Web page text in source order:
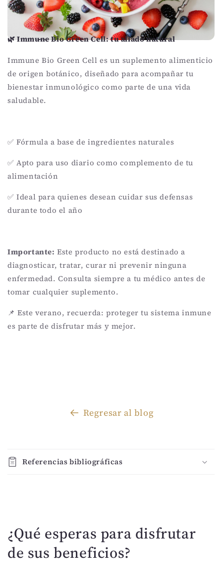
🌿 Immune Bio Green Cell: tu aliado natural
Immune Bio Green Cell es un suplemento alimenticio
de origen botánico, diseñado para acompañar tu
bienestar inmunológico como parte de una vida
saludable.
✅ Fórmula a base de ingredientes naturales
✅ Apto para uso diario como complemento de tu
alimentación
✅ Ideal para quienes desean cuidar sus defensas
durante todo el año
Importante: Este producto no está destinado a
diagnosticar, tratar, curar ni prevenir ninguna
enfermedad. Consulta siempre a tu médico antes de
tomar cualquier suplemento.
📌 Este verano, recuerda: proteger tu sistema inmune
es parte de disfrutar más y mejor.
Regresar al blog
o
n
d
o
d
Referencias bibliográficas
¿Qué esperas para disfrutar
de sus beneficios?